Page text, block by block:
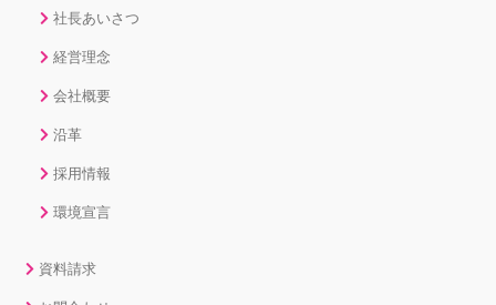
社長あいさつ
経営理念
会社概要
沿革
採用情報
環境宣言
資料請求